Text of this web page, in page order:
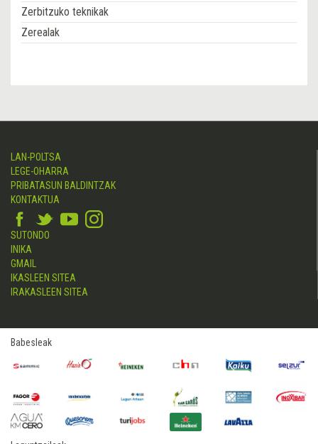
Zerbitzuko teknikak
Zerealak
LAN-POLTSA
LEGE-OHARRA
PRIBATASUN BALDINTZAK
KONTAKTUA
SUTONDO
INIKA
GMAIL
IKASLEEN SITEA
IRAKASLEEN SITEA
Babesleak